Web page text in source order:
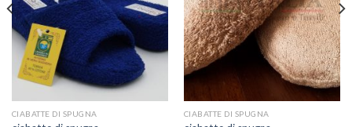
CIABATTE DI SPUGNA CIABATTE DI SPUGNA